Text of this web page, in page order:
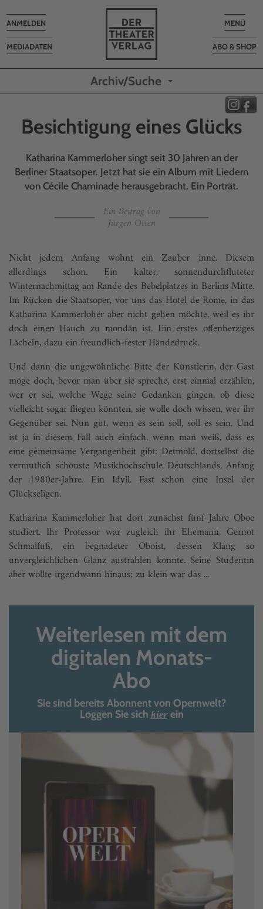
Toggle
MENÜ
ABO & SHOP
MEDIADATEN
Toggle
navigation
ANMELDEN
Archiv/Suche
Besichtigung eines Glücks
Katharina Kammerloher singt seit 30 Jahren an der
Berliner Staatsoper. Jetzt hat sie ein Album mit Liedern
von Cécile Chaminade herausgebracht. Ein Porträt.
Ein Beitrag von
Jürgen Otten
Nicht jedem Anfang wohnt ein Zauber inne. Diesem
allerdings schon. Ein kalter, sonnendurchfluteter
Winternachmittag am Rande des Bebelplatzes in Berlins Mitte.
Im Rücken die Staatsoper, vor uns das Hotel de Rome, in das
Katharina Kammerloher aber nicht gehen möchte, weil es ihr
doch einen Hauch zu mondän ist. Ein erstes offenherziges
Lächeln, dazu ein freundlich-fester Händedruck.
Und dann die ungewöhnliche Bitte der Künstlerin, der Gast
möge doch, bevor man über sie spreche, erst einmal erzählen,
wer er sei, welche Wege seine Gedanken gingen, ob diese
vielleicht sogar fliegen könnten, sie wolle doch wissen, wer ihr
Gegenüber sei. Nun gut, wenn es sein soll, soll es sein. Und
ist ja in diesem Fall auch einfach, wenn man weiß, dass es
eine gemeinsame Vergangenheit gibt: Detmold, dortselbst die
vermutlich schönste Musikhochschule Deutschlands, Anfang
der 1980er-Jahre. Ein Idyll. Fast schon eine Insel der
Glückseligen.
Katharina Kammerloher hat dort zunächst fünf Jahre Oboe
studiert. Ihr Professor war zugleich ihr Ehemann, Gernot
Schmalfuß, ein begnadeter Oboist, dessen Klang so
unvergleichlichen Glanz austrahlen konnte. Seine Studentin
aber wollte irgendwann hinaus; zu klein war das ...
Weiterlesen mit dem
digitalen Monats-
Abo
Sie sind bereits Abonnent von Opernwelt?
Loggen Sie sich hierein